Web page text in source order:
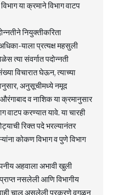
या क्रमाने विभाग वाटप
नियुक्तीकरिता
याला प्रत्यक्ष महसुली
त्या संवर्गात पदोन्नती
विचारात घेऊन, त्याच्या
अनुसूचीमध्ये नमूद
व नाशिक या क्रमानुसार
वाटप करण्यात यावे. या चारही
रिक्त पदे भरल्यानंतर
कोकण विभाग व पुणे विभाग
अहवाला अभावी खुली
नसलेली आणि विभागीय
चालू असलेली प्रकरणे वगळून